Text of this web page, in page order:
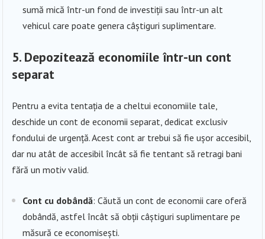
sumă mică într-un fond de investiții sau într-un alt
vehicul care poate genera câștiguri suplimentare.
5. Depozitează economiile într-un cont
separat
Pentru a evita tentația de a cheltui economiile tale,
deschide un cont de economii separat, dedicat exclusiv
fondului de urgență. Acest cont ar trebui să fie ușor accesibil,
dar nu atât de accesibil încât să fie tentant să retragi bani
fără un motiv valid.
Cont cu dobândă: Căută un cont de economii care oferă
dobândă, astfel încât să obții câștiguri suplimentare pe
măsură ce economisești.